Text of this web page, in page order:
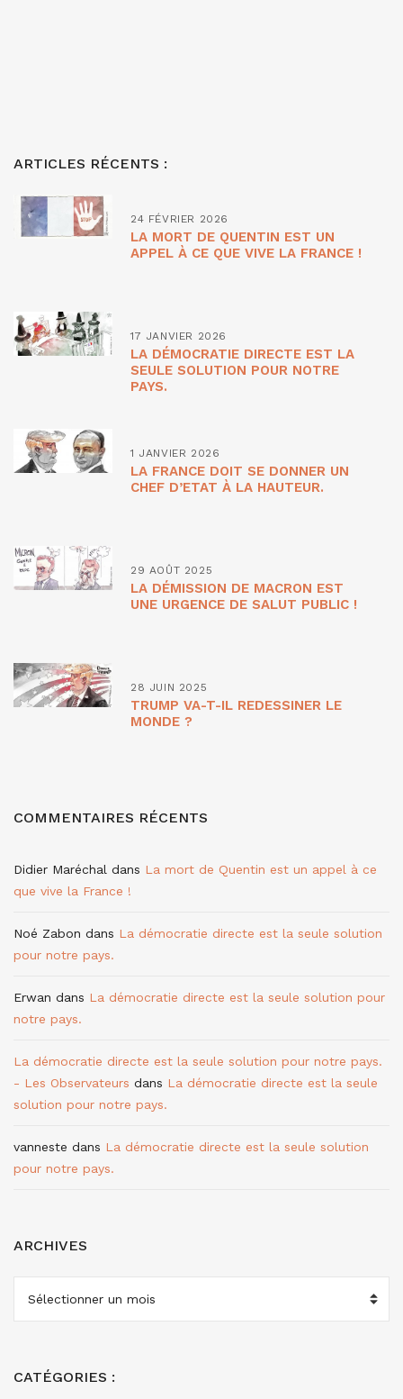
ARTICLES RÉCENTS :
24 FÉVRIER 2026
LA MORT DE QUENTIN EST UN
APPEL À CE QUE VIVE LA FRANCE !
17 JANVIER 2026
LA DÉMOCRATIE DIRECTE EST LA
SEULE SOLUTION POUR NOTRE
PAYS.
1 JANVIER 2026
LA FRANCE DOIT SE DONNER UN
CHEF D’ETAT À LA HAUTEUR.
29 AOÛT 2025
LA DÉMISSION DE MACRON EST
UNE URGENCE DE SALUT PUBLIC !
28 JUIN 2025
TRUMP VA-T-IL REDESSINER LE
MONDE ?
COMMENTAIRES RÉCENTS
Didier Maréchal dans La mort de Quentin est un appel à ce
que vive la France !
Noé Zabon dans La démocratie directe est la seule solution
pour notre pays.
Erwan dans La démocratie directe est la seule solution pour
notre pays.
La démocratie directe est la seule solution pour notre pays.
- Les Observateurs dans La démocratie directe est la seule
solution pour notre pays.
vanneste dans La démocratie directe est la seule solution
pour notre pays.
ARCHIVES
ARCHIVES
CATÉGORIES :